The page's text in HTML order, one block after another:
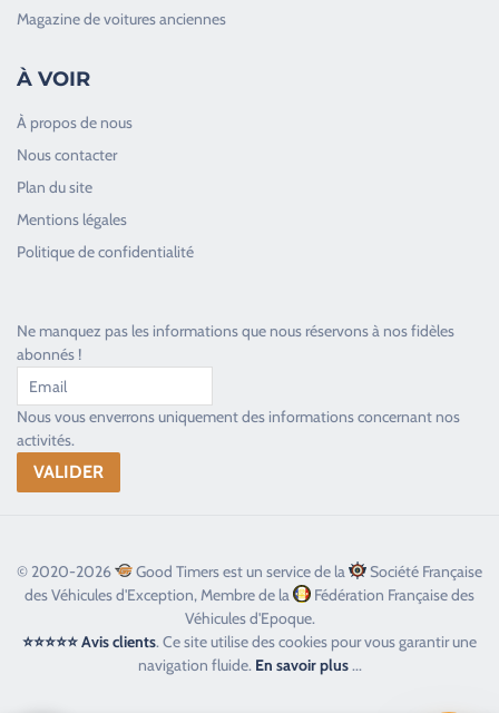
Magazine de voitures anciennes
À VOIR
À propos de nous
Nous contacter
Plan du site
Mentions légales
Politique de confidentialité
Ne manquez pas les informations que nous réservons à nos fidèles
abonnés !
Nous vous enverrons uniquement des informations concernant nos
activités.
© 2020-2026 Good Timers est un service de la
Société Française
des Véhicules d'Exception, Membre de la
Fédération Française des
Véhicules d'Epoque.
⭐⭐⭐⭐⭐ Avis clients. Ce site utilise des cookies pour vous garantir une
navigation fluide. En savoir plus...
Toujours heureux d'aider les passionnés